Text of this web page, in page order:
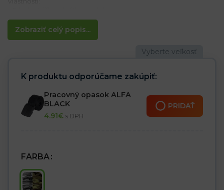
Zobraziť celý popis...
– Elastický, okrúhly, rebrovaný úplet okolo krku
– Bočné švy
– Klasický strih
K produktu odporúčame zakúpiť:
Pracovný opasok ALFA
BLACK
4.91€ s DPH
PRIDAŤ
FARBA